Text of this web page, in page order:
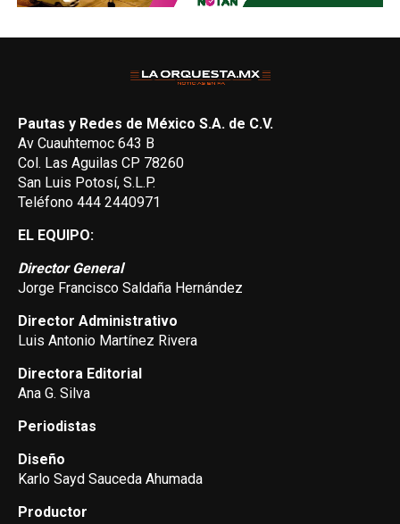
Pautas y Redes de México S.A. de C.V.
Av Cuauhtemoc 643 B
Col. Las Aguilas CP 78260
San Luis Potosí, S.L.P.
Teléfono 444 2440971
EL EQUIPO:
Director General
Jorge Francisco Saldaña Hernández
Director Administrativo
Luis Antonio Martínez Rivera
Directora Editorial
Ana G. Silva
Periodistas
Diseño
Karlo Sayd Sauceda Ahumada
Productor